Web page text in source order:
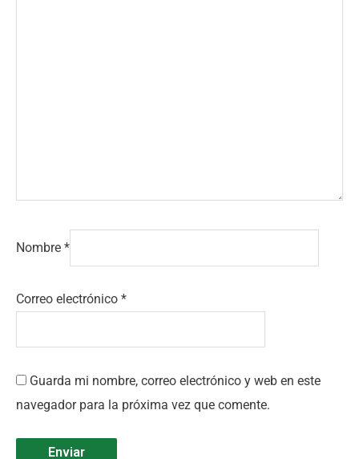
Nombre *
Correo electrónico *
Guarda mi nombre, correo electrónico y web en este
navegador para la próxima vez que comente.